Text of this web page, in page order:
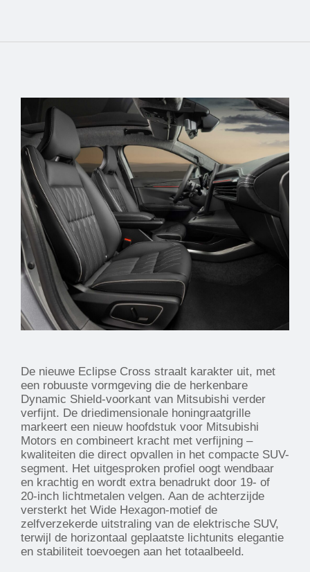
De nieuwe Eclipse Cross straalt karakter uit, met
een robuuste vormgeving die de herkenbare
Dynamic Shield-voorkant van Mitsubishi verder
verfijnt. De driedimensionale honingraatgrille
markeert een nieuw hoofdstuk voor Mitsubishi
Motors en combineert kracht met verfijning –
kwaliteiten die direct opvallen in het compacte SUV-
segment. Het uitgesproken profiel oogt wendbaar
en krachtig en wordt extra benadrukt door 19- of
20-inch lichtmetalen velgen. Aan de achterzijde
versterkt het Wide Hexagon-motief de
zelfverzekerde uitstraling van de elektrische SUV,
terwijl de horizontaal geplaatste lichtunits elegantie
en stabiliteit toevoegen aan het totaalbeeld.